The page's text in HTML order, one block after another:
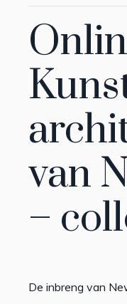
van
–
De inbreng van